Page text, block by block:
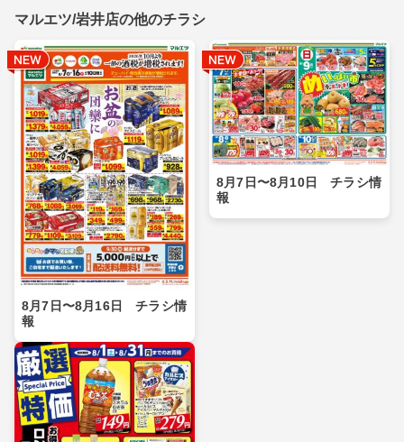
マルエツ/岩井店の他のチラシ
8月7日〜8月16日 チラシ情
報
8月7日〜8月10日 チラシ情
報